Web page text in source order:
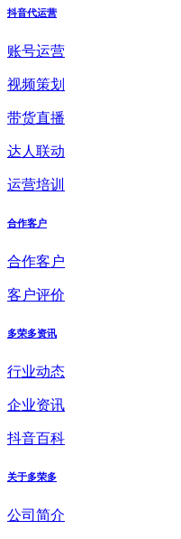
抖音代运营
账号运营
视频策划
带货直播
达人联动
运营培训
合作客户
合作客户
客户评价
多荣多资讯
行业动态
企业资讯
抖音百科
关于多荣多
公司简介